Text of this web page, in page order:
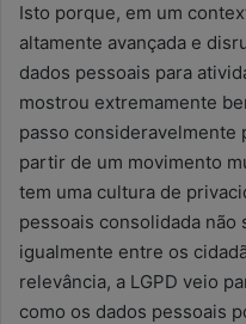
Isto porque, em um
altamente avançada e
dados pessoais para
mostrou extremamente
passo consideravelmente
partir de um movimento
tem uma cultura de
pessoais consolidada não
igualmente entre os
relevância, a LGPD veio
como os dados pessoais